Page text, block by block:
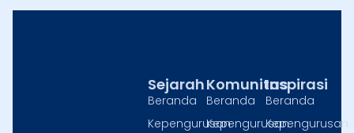
Inspirasi
Beranda
Kepengurusan
Komunitas
Beranda
Kepengurusan
Sejarah
Beranda
Kepengurusan